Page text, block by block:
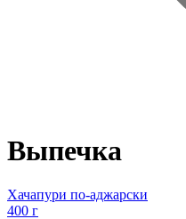
Выпечка
Хачапури по-аджарски
400 г